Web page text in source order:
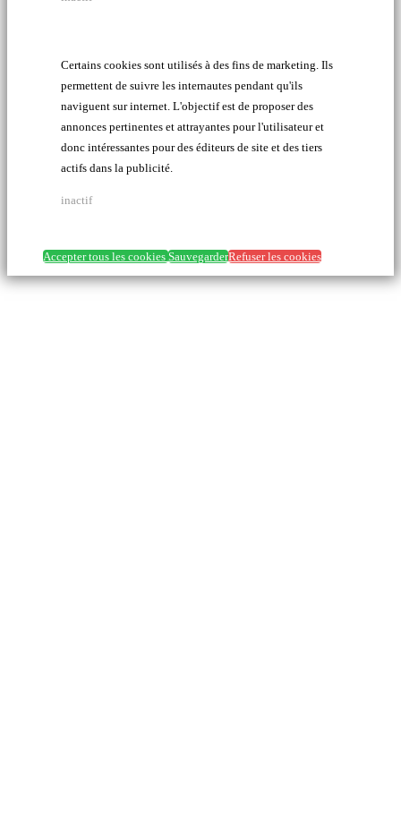
Certains cookies sont utilisés à des fins de marketing. Ils
permettent de suivre les internautes pendant qu'ils
naviguent sur internet. L'objectif est de proposer des
annonces pertinentes et attrayantes pour l'utilisateur et
donc intéressantes pour des éditeurs de site et des tiers
actifs dans la publicité.
inactif
Accepter tous les cookiesSauvegarderRefuser les cookies